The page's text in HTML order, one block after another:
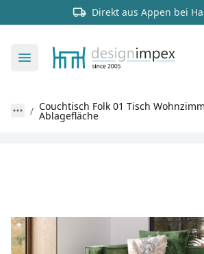
Direkt aus Appen bei
Couchtisch Folk 01 Tisch
Ablagefläche